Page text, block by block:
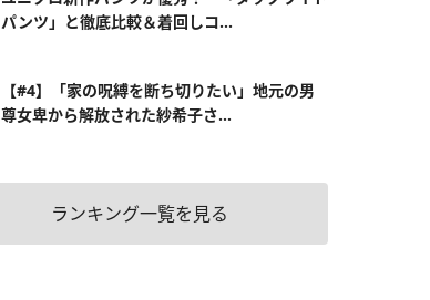
パンツ」と徹底比較＆着回しコ...
【#4】「家の呪縛を断ち切りたい」地元の男
尊女卑から解放された紗希子さ...
ランキング一覧を見る